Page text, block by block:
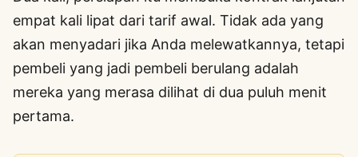
empat kali lipat dari tarif awal. Tidak ada yang
akan menyadari jika Anda melewatkannya, tetapi
pembeli yang jadi pembeli berulang adalah
mereka yang merasa dilihat di dua puluh menit
pertama.